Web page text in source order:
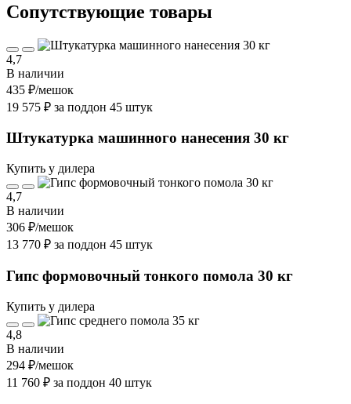
Cопутствующие товары
4,7
В наличии
435 ₽/мешок
19 575 ₽ за поддон 45 штук
Штукатурка машинного нанесения 30 кг
Купить у дилера
4,7
В наличии
306 ₽/мешок
13 770 ₽ за поддон 45 штук
Гипс формовочный тонкого помола 30 кг
Купить у дилера
4,8
В наличии
294 ₽/мешок
11 760 ₽ за поддон 40 штук